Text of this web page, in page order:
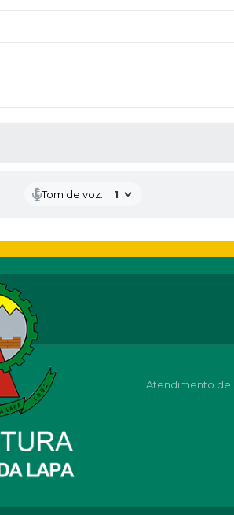
Tom de voz:
Atendimento de